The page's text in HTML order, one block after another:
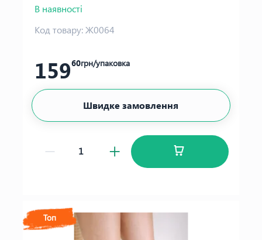
В наявності
Код товару:Ж0064
15960грн/упаковка
Швидке замовлення
Топ